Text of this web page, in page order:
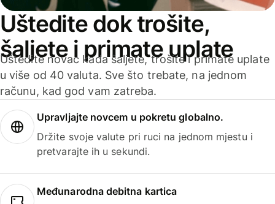
Uštedite dok trošite,
šaljete i primate uplate
Uštedite novac kada šaljete, trošite i primate uplate
u više od 40 valuta. Sve što trebate, na jednom
računu, kad god vam zatreba.
Upravljajte novcem u pokretu globalno.
Držite svoje valute pri ruci na jednom mjestu i
pretvarajte ih u sekundi.
Međunarodna debitna kartica